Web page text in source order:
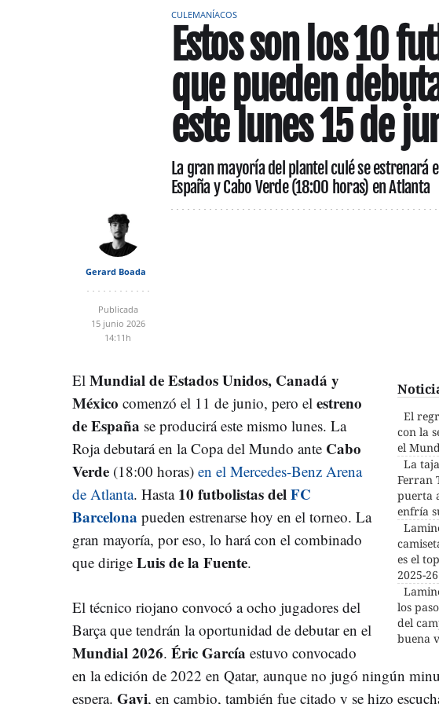
CULEMANÍACOS
Estos son los 10
que pueden
este lunes 15 de
La gran mayoría del plantel culé se estrenará
España y Cabo Verde (18:00 horas) en Atlanta
Gerard Boada
Publicada
15 junio 2026
14:11h
El
con la
el
La
Ferran
puerta
enfría
es el
2025-26
los
del
buena
El Mundial de Estados Unidos, Canadá y
México comenzó el 11 de junio, pero el estreno
de España se producirá este mismo lunes. La
Roja debutará en la Copa del Mundo ante Cabo
Verde (18:00 horas) en el Mercedes-Benz Arena
de Atlanta. Hasta 10 futbolistas delFC
Barcelona pueden estrenarse hoy en el torneo. La
gran mayoría, por eso, lo hará con el combinado
que dirige Luis de la Fuente.
El técnico riojano convocó a ocho jugadores del
Barça que tendrán la oportunidad de debutar en el
Mundial 2026. Éric García estuvo convocado
en la edición de 2022 en Qatar, aunque no jugó ningún
espera. Gavi, en cambio, también fue citado y se hizo